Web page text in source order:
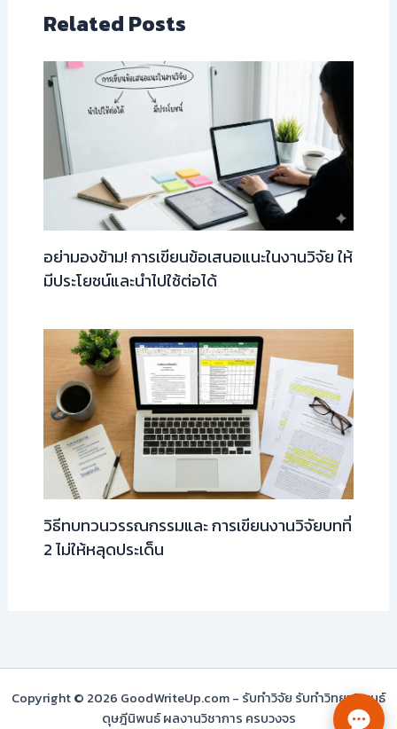
Related Posts
อย่ามองข้าม! การเขียนข้อเสนอแนะในงานวิจัย ให้
มีประโยชน์และนำไปใช้ต่อได้
วิธีทบทวนวรรณกรรมและ การเขียนงานวิจัยบทที่
2 ไม่ให้หลุดประเด็น
Copyright © 2026 GoodWriteUp.com - รับทำวิจัย รับทำวิทยานิพนธ์
ดุษฎีนิพนธ์ ผลงานวิชาการ ครบวงจร